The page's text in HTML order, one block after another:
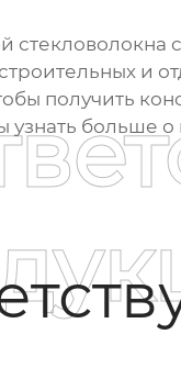
стекловолокна
и
получить
узнать больше